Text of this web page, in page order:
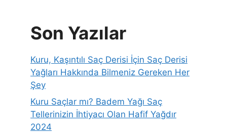
Son Yazılar
Kuru, Kaşıntılı Saç Derisi İçin Saç Derisi
Yağları Hakkında Bilmeniz Gereken Her
Şey
Kuru Saçlar mı? Badem Yağı Saç
Tellerinizin İhtiyacı Olan Hafif Yağdır
2024